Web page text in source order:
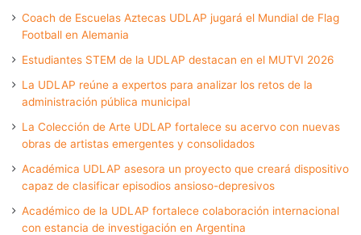
Coach de Escuelas Aztecas UDLAP jugará el Mundial de Flag
Football en Alemania
Estudiantes STEM de la UDLAP destacan en el MUTVI 2026
La UDLAP reúne a expertos para analizar los retos de la
administración pública municipal
La Colección de Arte UDLAP fortalece su acervo con nuevas
obras de artistas emergentes y consolidados
Académica UDLAP asesora un proyecto que creará dispositivo
capaz de clasificar episodios ansioso-depresivos
Académico de la UDLAP fortalece colaboración internacional
con estancia de investigación en Argentina